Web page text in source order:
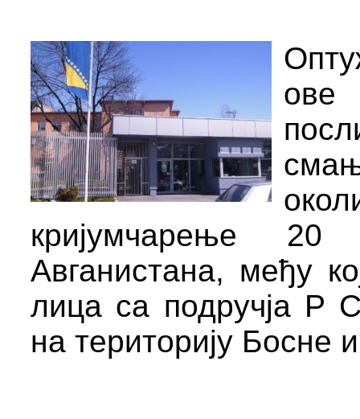
кријумчарење 20
Авганистана, међу
лица са подручја Р
на територију Босне